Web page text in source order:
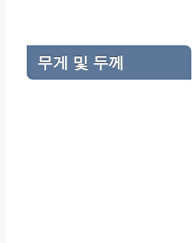
무게 및 두께